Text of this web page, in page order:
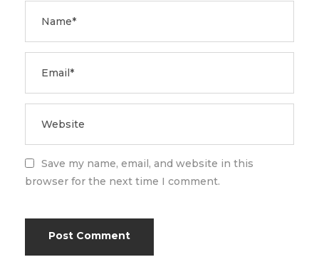
Save my name, email, and website in this
browser for the next time I comment.